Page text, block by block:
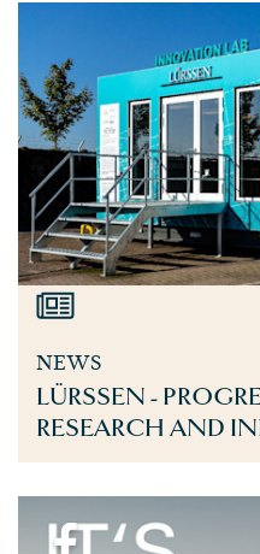
NEWS
LÜRSSEN -
RESEARCH AND